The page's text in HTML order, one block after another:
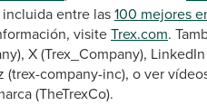
entre las100 mejores
visiteTrex.com.
X (Trex_Company),
company-inc), o ver
(TheTrexCo).